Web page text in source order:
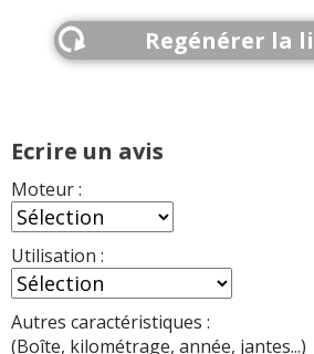
Regénérer la
Ecrire un avis
Moteur :
Utilisation :
Autres caractéristiques :
(Boîte, kilométrage, année, jantes...)